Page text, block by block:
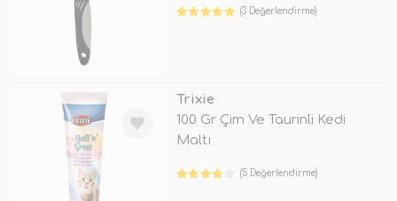
(3 Değerlendirme)
Trixie
100 Gr Çim Ve Taurinli Kedi
Maltı
(5 Değerlendirme)